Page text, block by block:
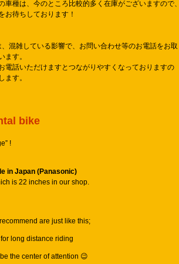
車種は、今のところ比較的多く在庫がございますので
お待ちしております！
混雑している影響で、お問い合わせ等のお電話をお取
ます。
電話いただけますとつながりやすくなっておりますの
ます。
bike
!
in Japan (Panasonic)
is 22 inches in our shop.
are just like this;
long distance riding
the center of attention 😉